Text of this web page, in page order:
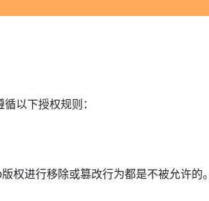
以下授权规则：
权进行移除或篡改行为都是不被允许的。